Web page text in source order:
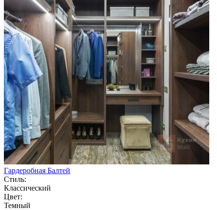
Гардеробная Балтей
Стиль:
Классический
Цвет:
Темный